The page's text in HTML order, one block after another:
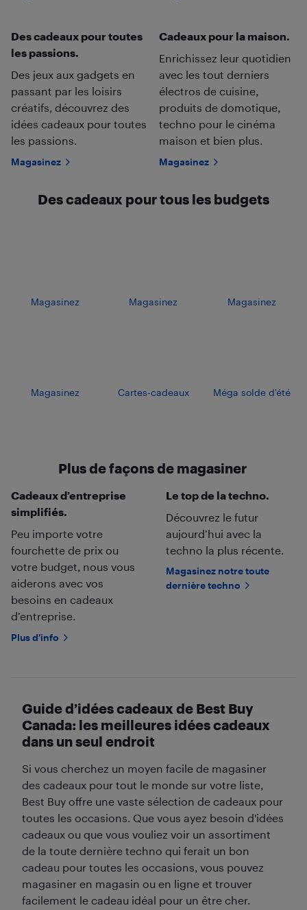
Des cadeaux pour toutes
les passions.
Des jeux aux gadgets en
passant par les loisirs
créatifs, découvrez des
idées cadeaux pour toutes
les passions.
Magasinez
Cadeaux pour la maison.
Enrichissez leur quotidien
avec les tout derniers
électros de cuisine,
produits de domotique,
techno pour le cinéma
maison et bien plus.
Magasinez
Des cadeaux pour tous les budgets
Magasinez Magasinez Magasinez
Magasinez Cartes-cadeaux Méga solde d'été
Plus de façons de magasiner
Cadeaux d’entreprise
simplifiés.
Peu importe votre
fourchette de prix ou
votre budget, nous vous
aiderons avec vos
besoins en cadeaux
d’entreprise.
Plus d’info
Le top de la techno.
Découvrez le futur
aujourd’hui avec la
techno la plus récente.
Magasinez notre toute
dernière techno
Guide d’idées cadeaux de Best Buy
Canada: les meilleures idées cadeaux
dans un seul endroit
Si vous cherchez un moyen facile de magasiner
des cadeaux pour tout le monde sur votre liste,
Best Buy offre une vaste sélection de cadeaux pour
toutes les occasions. Que vous ayez besoin d'idées
cadeaux ou que vous vouliez voir un assortiment
de la toute dernière techno qui ferait un bon
cadeau pour toutes les occasions, vous pouvez
magasiner en magasin ou en ligne et trouver
facilement le cadeau idéal pour un être cher.